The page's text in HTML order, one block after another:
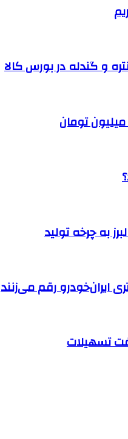
و گندله در بورس کالا
ایران‌خودرو رقم می‌زنند